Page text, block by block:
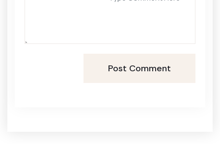
Post Comment